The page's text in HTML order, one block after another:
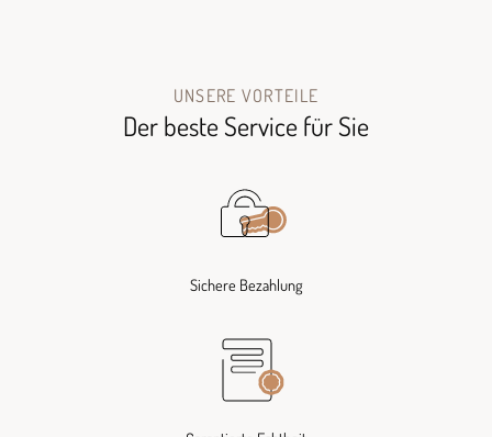
UNSERE VORTEILE
Der beste Service für Sie
Sichere Bezahlung